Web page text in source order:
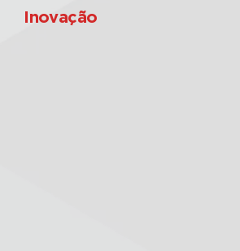
Inovação